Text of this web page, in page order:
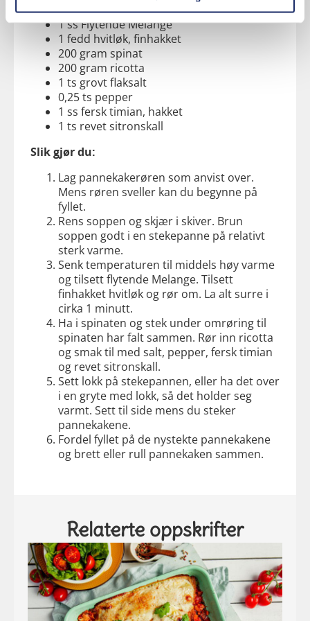
300 gram sjampinjong, i skiver
1 ss Flytende Melange
1 fedd hvitløk, finhakket
200 gram spinat
200 gram ricotta
1 ts grovt flaksalt
0,25 ts pepper
1 ss fersk timian, hakket
1 ts revet sitronskall
Slik gjør du:
Lag pannekakerøren som anvist over.
Mens røren sveller kan du begynne på
fyllet.
Rens soppen og skjær i skiver. Brun
soppen godt i en stekepanne på relativt
sterk varme.
Senk temperaturen til middels høy varme
og tilsett flytende Melange. Tilsett
finhakket hvitløk og rør om. La alt surre i
cirka 1 minutt.
Ha i spinaten og stek under omrøring til
spinaten har falt sammen. Rør inn ricotta
og smak til med salt, pepper, fersk timian
og revet sitronskall.
Sett lokk på stekepannen, eller ha det over
i en gryte med lokk, så det holder seg
varmt. Sett til side mens du steker
pannekakene.
Fordel fyllet på de nystekte pannekakene
og brett eller rull pannekaken sammen.
Relaterte oppskrifter